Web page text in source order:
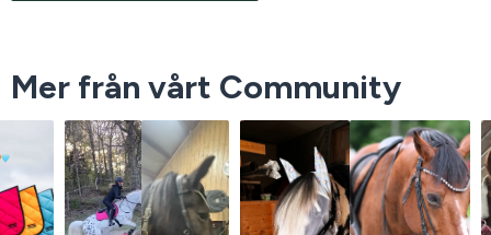
Mer från vårt Community